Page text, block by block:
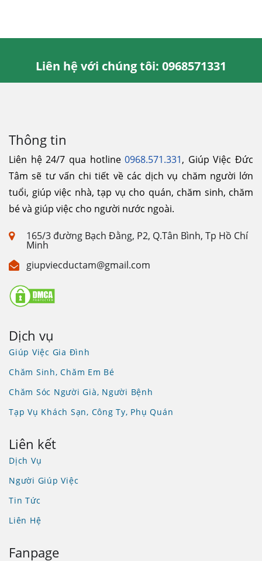
Liên hệ với chúng tôi: 0968571331
Thông tin
Liên hệ 24/7 qua hotline0968.571.331, Giúp Việc Đức
Tâm sẽ tư vấn chi tiết về các dịch vụ chăm người lớn
tuổi, giúp việc nhà, tạp vụ cho quán, chăm sinh, chăm
bé và giúp việc cho người nước ngoài.
165/3 đường Bạch Đằng, P2, Q.Tân Bình, Tp Hồ Chí
Minh
giupviecductam@gmail.com
Dịch vụ
Giúp Việc Gia Đình
Chăm Sinh, Chăm Em Bé
Chăm Sóc Người Già, Người Bệnh
Tạp Vụ Khách Sạn, Công Ty, Phụ Quán
Liên kết
Dịch Vụ
Người Giúp Việc
Tin Tức
Liên Hệ
Fanpage